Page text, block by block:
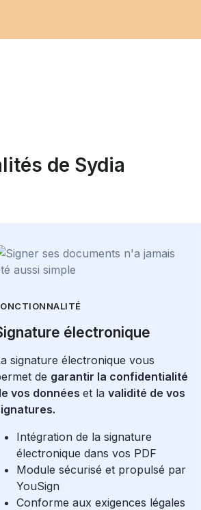
de Sydia
électronique
signature électronique vous
de garantir la confidentialité
vos données et la validité de vos
Intégration de la signature
électronique dans vos PDF
Module sécurisé et propulsé par
YouSign
Conforme aux exigences légales